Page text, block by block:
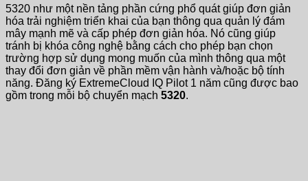
5320 như một nền tảng phần cứng phổ quát giúp đơn giản
hóa trải nghiệm triển khai của bạn thông qua quản lý đám
mây mạnh mẽ và cấp phép đơn giản hóa. Nó cũng giúp
tránh bị khóa công nghệ bằng cách cho phép bạn chọn
trường hợp sử dụng mong muốn của mình thông qua một
thay đổi đơn giản về phần mềm vận hành và/hoặc bộ tính
năng. Đăng ký ExtremeCloud IQ Pilot 1 năm cũng được bao
gồm trong mỗi bộ chuyển mạch 5320.